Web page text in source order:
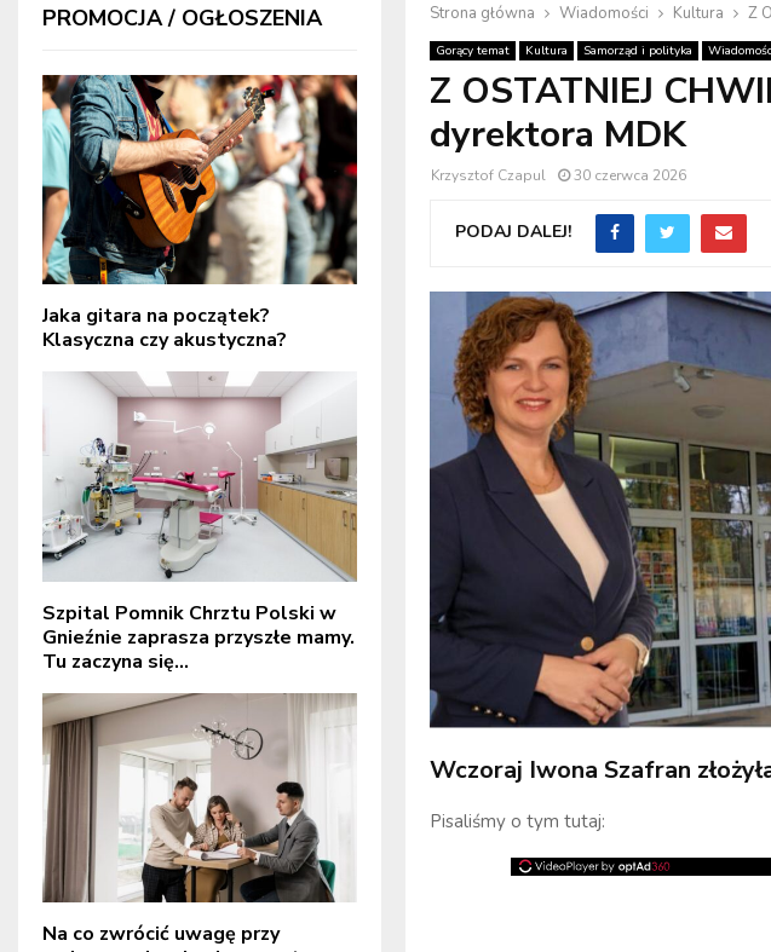
Strona główna Wiadomości Kultura Z
Gorący temat Kultura Samorząd i polityka
Z OSTATNIEJ
dyrektora MDK
Krzysztof Czapul 30 czerwca 2026
PODAJ DALEJ!
Wczoraj Iwona Szafran
Pisaliśmy o tym tutaj:
PROMOCJA / OGŁOSZENIA
Jaka gitara na początek?
Klasyczna czy akustyczna?
Szpital Pomnik Chrztu Polski w
Gnieźnie zaprasza przyszłe mamy.
Tu zaczyna się...
Na co zwrócić uwagę przy